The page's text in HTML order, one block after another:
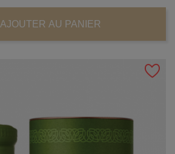
AJOUTER AU PANIER